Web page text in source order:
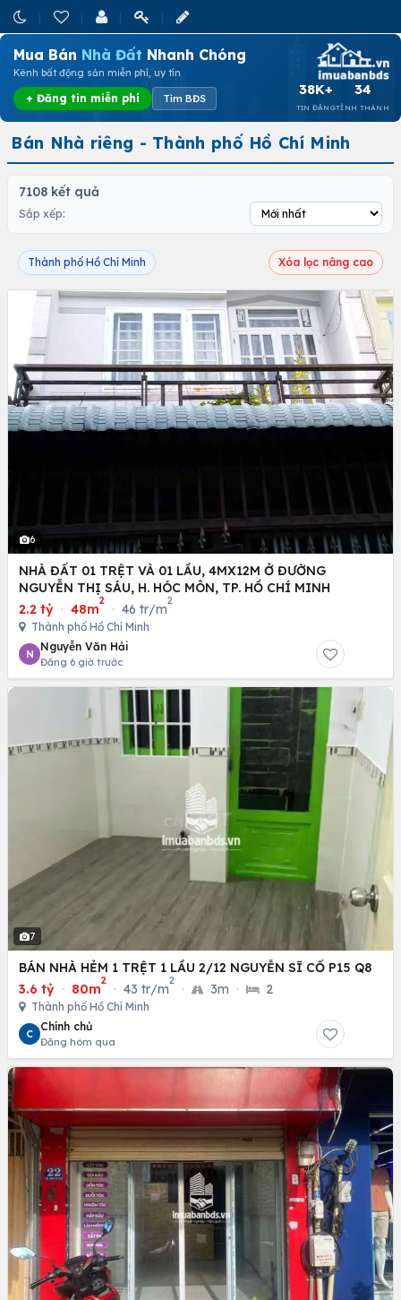
Mua Bán Nhà Đất Nhanh Chóng
Kênh bất động sản miễn phí, uy tín
+ Đăng tin miễn phí Tìm BĐS
38K+
TIN ĐĂNG
34
TỈNH THÀNH
Bán Nhà riêng - Thành phố Hồ Chí Minh
7108 kết quả
Sắp xếp:
Thành phố Hồ Chí Minh Xóa lọc nâng cao
6
NHÀ ĐẤT 01 TRỆT VÀ 01 LẦU, 4MX12M Ở ĐƯỜNG
NGUYỄN THỊ SÁU, H. HÓC MÔN, TP. HỒ CHÍ MINH
2.2 tỷ · 48m
2
· 46 tr/m
2
Thành phố Hồ Chí Minh
N
Nguyễn Văn Hải
Đăng 6 giờ trước
7
BÁN NHÀ HẺM 1 TRỆT 1 LẦU 2/12 NGUYỄN SĨ CỐ P15 Q8
3.6 tỷ · 80m
2
· 43 tr/m
2
· 3m · 2
Thành phố Hồ Chí Minh
C
Chính chủ
Đăng hôm qua